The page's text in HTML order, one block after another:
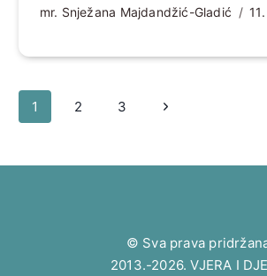
mr. Snježana Majdandžić-Gladić
Page
navigation
1 2 3
Sljedeća
© Sva prava
2013.-2026. VJERA I